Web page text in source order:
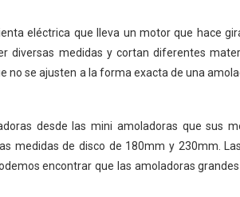
eléctrica que lleva un motor que hace
diversas medidas y cortan diferentes
se ajusten a la forma exacta de una
desde las mini amoladoras que sus
medidas de disco de 180mm y 230mm.
encontrar que las amoladoras